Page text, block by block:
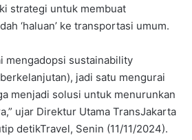
strategi untuk membuat
‘haluan’ ke transportasi umum.
mengadopsi sustainability
jadi satu mengurai
menjadi solusi untuk menurunkan
ujar Direktur Utama TransJakarta
detikTravel, Senin (11/11/2024).